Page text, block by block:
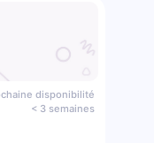
disponibilité
< 3 semaines